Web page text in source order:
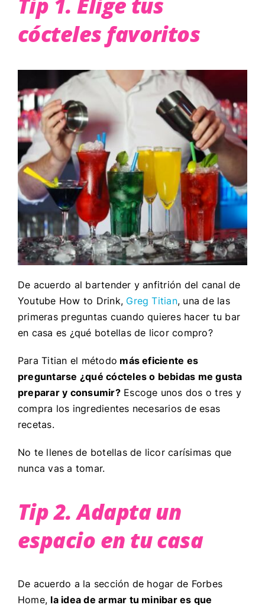
cócteles favoritos
De acuerdo al bartender y anfitrión del canal de
Youtube How to Drink, Greg Titian, una de las
primeras preguntas cuando quieres hacer tu bar
en casa es ¿qué botellas de licor compro?
Para Titian el método más eficiente es
preguntarse ¿qué cócteles o bebidas me gusta
preparar y consumir?Escoge unos dos o tres y
compra los ingredientes necesarios de esas
recetas.
No te llenes de botellas de licor carísimas que
nunca vas a tomar.
Tip 2. Adapta un
espacio en tu casa
De acuerdo a la sección de hogar de Forbes
Home, la idea de armar tu minibar es que